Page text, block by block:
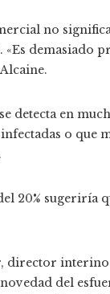
no
«Es demasiado
detecta en
o que
20% sugeriría
director
del